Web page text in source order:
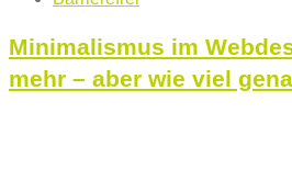
Minimalismus im
mehr – aber wie viel